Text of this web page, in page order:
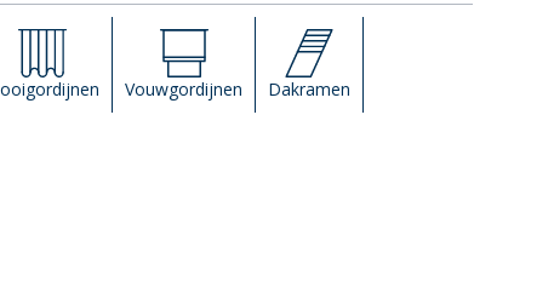
Vouwgordijnen Dakramen